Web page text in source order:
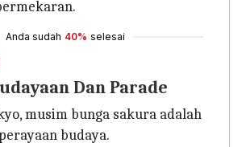
Anda sudah 40% selesai
Dan Parade
musim bunga sakura adalah
budaya.